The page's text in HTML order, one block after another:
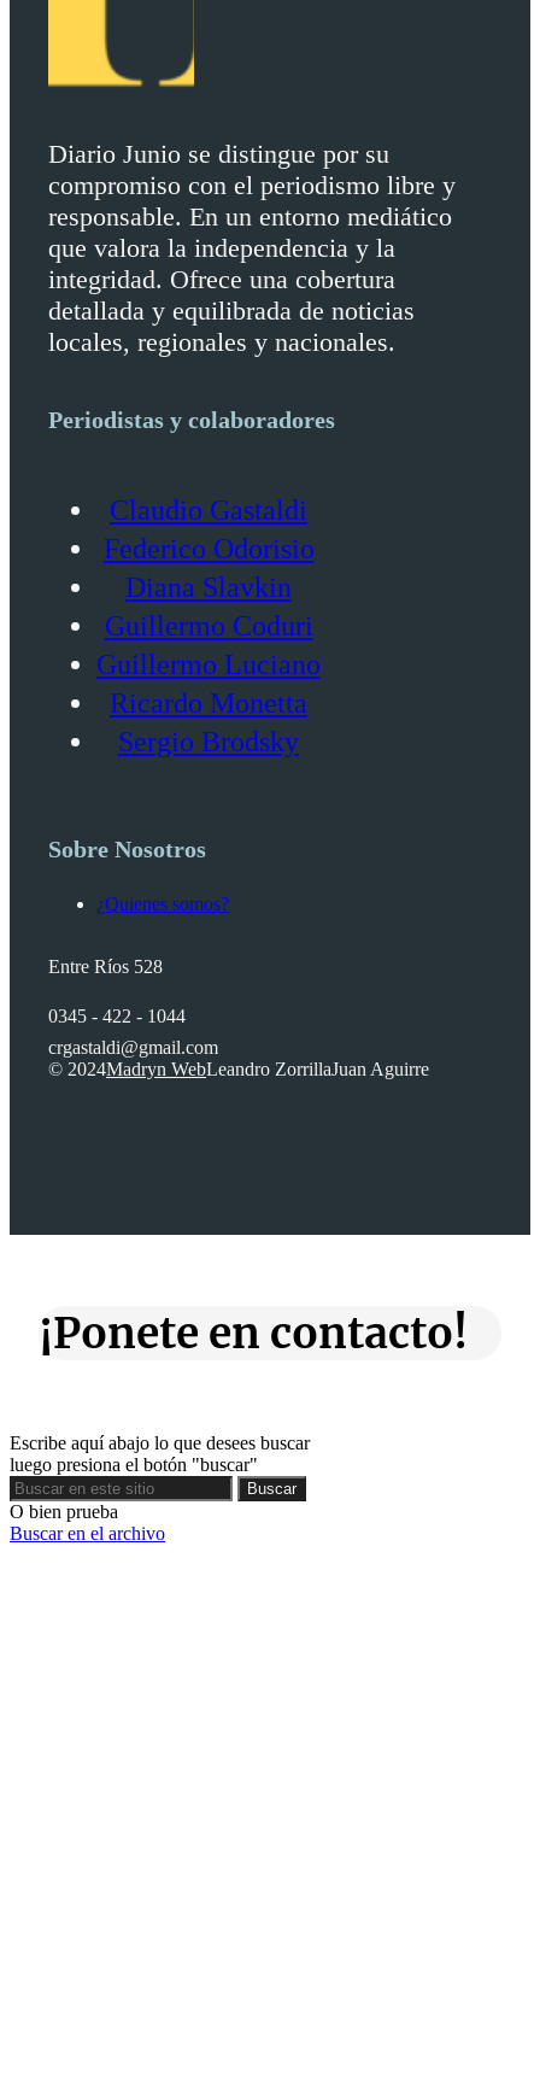
Diario Junio se distingue por su
compromiso con el periodismo libre y
responsable. En un entorno mediático
que valora la independencia y la
integridad. Ofrece una cobertura
detallada y equilibrada de noticias
locales, regionales y nacionales.
Periodistas y colaboradores
Claudio Gastaldi
Federico Odorisio
Diana Slavkin
Guillermo Coduri
Guillermo Luciano
Ricardo Monetta
Sergio Brodsky
Sobre Nosotros
¿Quienes somos?
Entre Ríos 528
0345 - 422 - 1044
crgastaldi@gmail.com
© 2024Madryn WebLeandro ZorrillaJuan Aguirre
¡Ponete en contacto!
Escribe aquí abajo lo que desees buscar
luego presiona el botón "buscar"
Buscar
Buscar
O bien prueba
Buscar en el archivo